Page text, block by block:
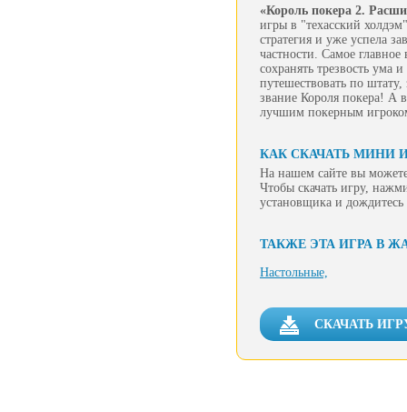
«Король покера 2.
игры в "техасский
стратегия и уже успела
частности. Самое
сохранять трезвость ума
путешествовать по
звание Короля покера! А
лучшим покерным
КАК СКАЧАТЬ МИНИ
На нашем сайте вы
Чтобы скачать игру,
установщика и
ТАКЖЕ ЭТА ИГРА В
Настольные,
СКАЧАТЬ